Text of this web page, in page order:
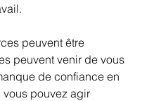
peuvent être
peuvent venir de vous
de confiance en
vous pouvez agir